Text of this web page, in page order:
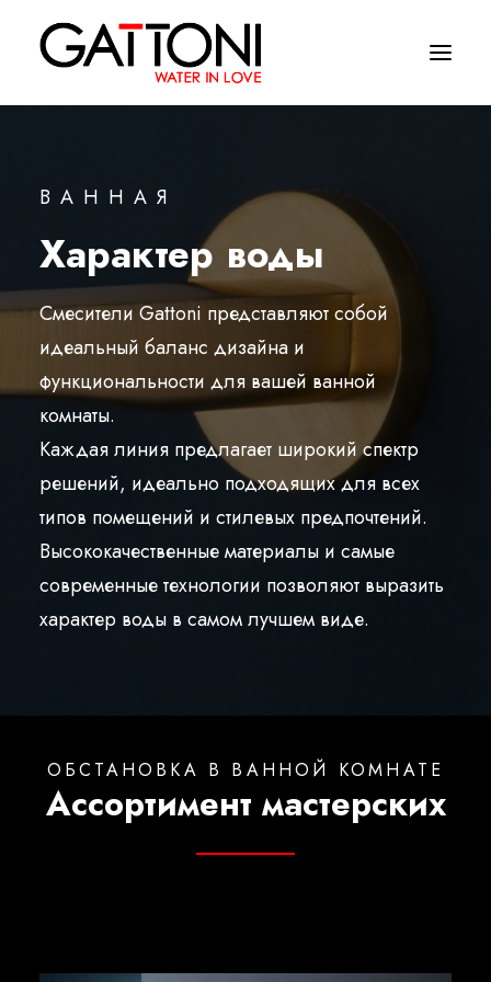
Oружающая среда
Продукция
Финиши
Media
Где купить
Контакты
Русский
ВАННАЯ
Характер воды
Смесители Gattoni представляют собой
идеальный баланс дизайна и
функциональности для вашей ванной
комнаты.
Каждая линия предлагает широкий спектр
решений, идеально подходящих для всех
типов помещений и стилевых предпочтений.
Высококачественные материалы и самые
современные технологии позволяют выразить
характер воды в самом лучшем виде.
ОБСТАНОВКА В ВАННОЙ КОМНАТЕ
Ассортимент мастерских